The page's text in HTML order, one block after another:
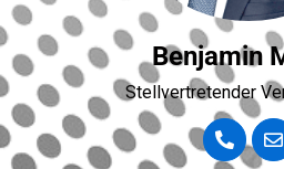
Benjamin
Stellvertretender